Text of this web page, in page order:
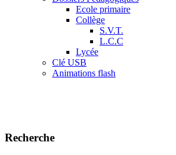
Ecole primaire
Collège
S.V.T.
L.C.C
Lycée
Clé USB
Animations flash
Recherche